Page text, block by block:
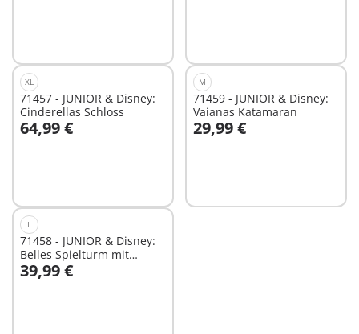
XL
71457 - JUNIOR & Disney:
Cinderellas Schloss
64,99 €
In den Warenkorb
M
71459 - JUNIOR & Disney:
Vaianas Katamaran
29,99 €
In den Warenkorb
L
71458 - JUNIOR & Disney:
Belles Spielturm mit
Melodie
39,99 €
In den Warenkorb